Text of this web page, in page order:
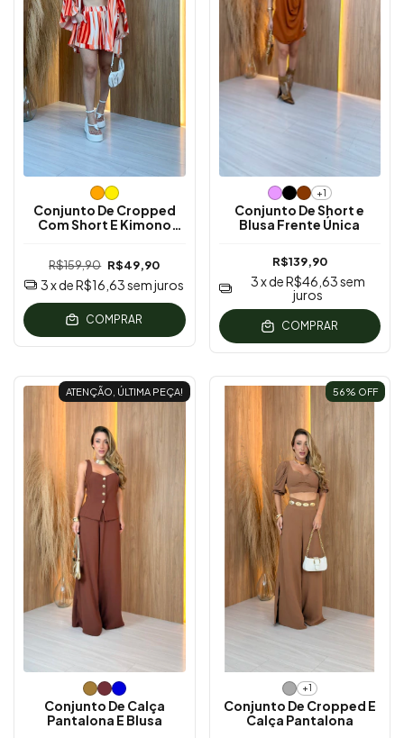
Conjunto De Cropped
Com Short E Kimono
R$159,90 R$49,90
3x deR$16,63sem juros
COMPRAR
+1
Conjunto De Short e
Blusa Frente Única
R$139,90
3x deR$46,63sem
juros
COMPRAR
ATENÇÃO, ÚLTIMA PEÇA!
Conjunto De Calça
Pantalona E Blusa
56% OFF
+1
Conjunto De Cropped E
Calça Pantalona